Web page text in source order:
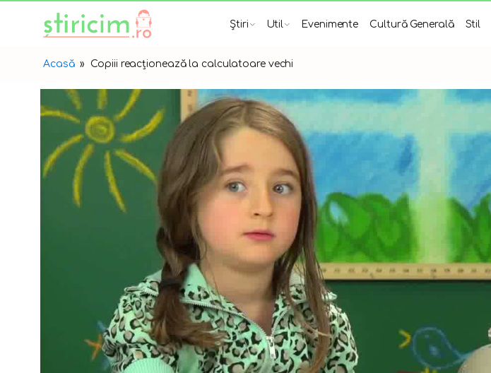
Știri Util Evenimente Cultură Generală Stil
Acasă » Copiii reacționează la calculatoare vechi